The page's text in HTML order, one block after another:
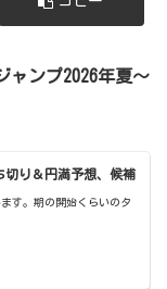
ャンプ2026年夏～
切り＆円満予想、候補
す。期の開始くらいのタ